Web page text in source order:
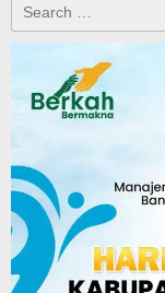
for: